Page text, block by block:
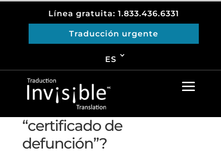
Línea gratuita: 1.833.436.6331
Traducción urgente
ES
Please installYoast SEOplugin and enable the
breadcrumb option to use this shortcode!
¿Cuál es la diferencia
entre un “acta de
defunción” y un
“certificado de
defunción”?